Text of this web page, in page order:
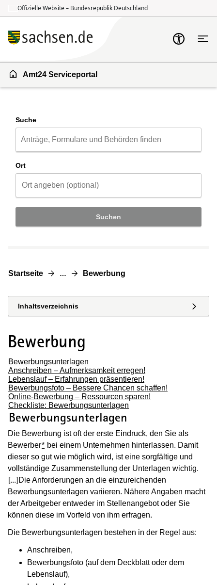
Offizielle Website – Bundesrepublik Deutschland
Amt24 Serviceportal
Suche
Ort
Suchen
Startseite … Bewerbung
Inhaltsverzeichnis
Bewerbung
Bewerbungsunterlagen
Anschreiben – Aufmerksamkeit erregen!
Lebenslauf – Erfahrungen präsentieren!
Bewerbungsfoto – Bessere Chancen schaffen!
Online-Bewerbung – Ressourcen sparen!
Checkliste: Bewerbungsunterlagen
(Wird in einem neuen Fenster
Bewerbungsunterlagen
Die Bewerbung ist oft der erste Eindruck, den Sie als
Bewerber* bei einem Unternehmen hinterlassen. Damit
dieser so gut wie möglich wird, ist eine sorgfältige und
vollständige Zusammenstellung der Unterlagen wichtig.
[...] (Wird in einem neuen Fenster geöffnet)
Die Anforderungen an die einzureichenden
Bewerbungsunterlagen variieren. Nähere Angaben macht
der Arbeitgeber entweder im Stellenangebot oder Sie
können diese im Vorfeld von ihm erfragen.
Die Bewerbungsunterlagen bestehen in der Regel aus:
Anschreiben,
Bewerbungsfoto (auf dem Deckblatt oder dem
Lebenslauf),